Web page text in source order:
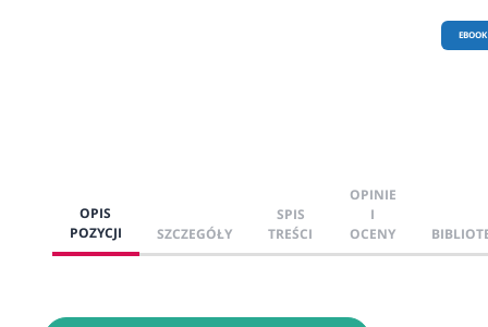
EBOOK
OPIS
POZYCJI
SZCZEGÓŁY
SPIS
TREŚCI
OPINIE
I
OCENY